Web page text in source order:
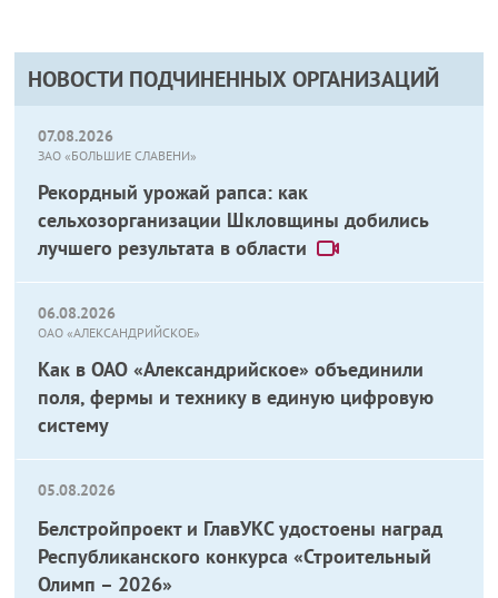
НОВОСТИ ПОДЧИНЕННЫХ ОРГАНИЗАЦИЙ
07.08.2026
ЗАО «БОЛЬШИЕ СЛАВЕНИ»
Рекордный урожай рапса: как
сельхозорганизации Шкловщины добились
лучшего результата в области
06.08.2026
ОАО «АЛЕКСАНДРИЙСКОЕ»
Как в ОАО «Александрийское» объединили
поля, фермы и технику в единую цифровую
систему
05.08.2026
Белстройпроект и ГлавУКС удостоены наград
Республиканского конкурса «Строительный
Олимп – 2026»